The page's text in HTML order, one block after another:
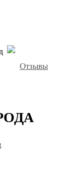
Отзывы